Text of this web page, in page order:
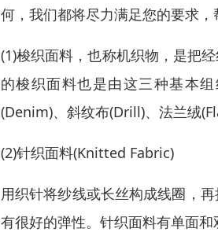
何，我们都将尽力满足您的要求
(1)梭织面料，也称机织物，是把
的梭织面料也是由这三种基本
(Denim)、斜纹布(Drill)、法兰绒
(2)针织面料(Knitted Fabric)
用织针将纱线或长丝构成线圈，
有很好的弹性。针织面料有单面和